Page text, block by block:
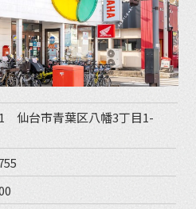
仙台市青葉区八幡3丁目1-